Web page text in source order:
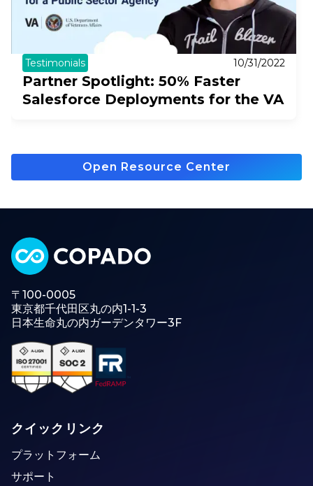
Testimonials 10/31/2022
Partner Spotlight: 50% Faster
Salesforce Deployments for the VA
Open Resource Center
〒100-0005
東京都千代田区丸の内1-1-3
日本生命丸の内ガーデンタワー3F
クイックリンク
プラットフォーム
サポート